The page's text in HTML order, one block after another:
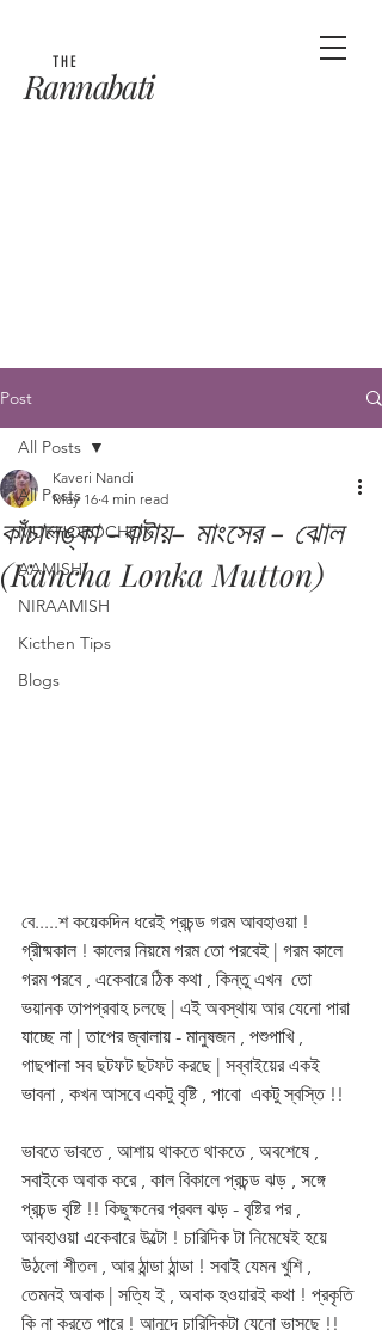
THE
Rannabati
Post
All Posts
MUKHOROCHOK
AAMISH
NIRAAMISH
Kicthen Tips
Blogs
All Posts
কাঁচালঙ্কা -বাটায়- মাংসের - ঝোল
(Kancha Lonka Mutton)
Kaveri Nandi
May 16 4 min read
বে.....শ কয়েকদিন ধরেই প্রচন্ড গরম আবহাওয়া !
গ্রীষ্মকাল ! কালের নিয়মে গরম তো পরবেই | গরম কালে
গরম পরবে , একেবারে ঠিক কথা , কিন্তু এখন  তো
ভয়ানক তাপপ্রবাহ চলছে | এই অবস্থায় আর যেনো পারা
যাচ্ছে না | তাপের জ্বালায় - মানুষজন , পশুপাখি ,
গাছপালা সব ছটফট ছটফট করছে | সব্বাইয়ের একই
ভাবনা , কখন আসবে একটু বৃষ্টি , পাবো  একটু স্বস্তি !!
ভাবতে ভাবতে , আশায় থাকতে থাকতে , অবশেষে ,
সবাইকে অবাক করে , কাল বিকালে প্রচন্ড ঝড় , সঙ্গে
প্রচন্ড বৃষ্টি !! কিছুক্ষনের প্রবল ঝড় - বৃষ্টির পর ,
আবহাওয়া একেবারে উল্টো ! চারিদিক টা নিমেষেই হয়ে
উঠলো শীতল , আর ঠান্ডা ঠান্ডা ! সবাই যেমন খুশি ,
তেমনই অবাক | সত্যি ই , অবাক হওয়ারই কথা ! প্রকৃতি
কি না করতে পারে ! আনন্দে চারিদিকটা যেনো ভাসছে !!